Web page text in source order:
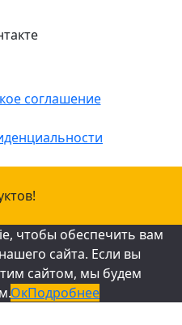
соглашение
чтобы обеспечить вам
сайта. Если вы
сайтом, мы будем
ОкПодробнее